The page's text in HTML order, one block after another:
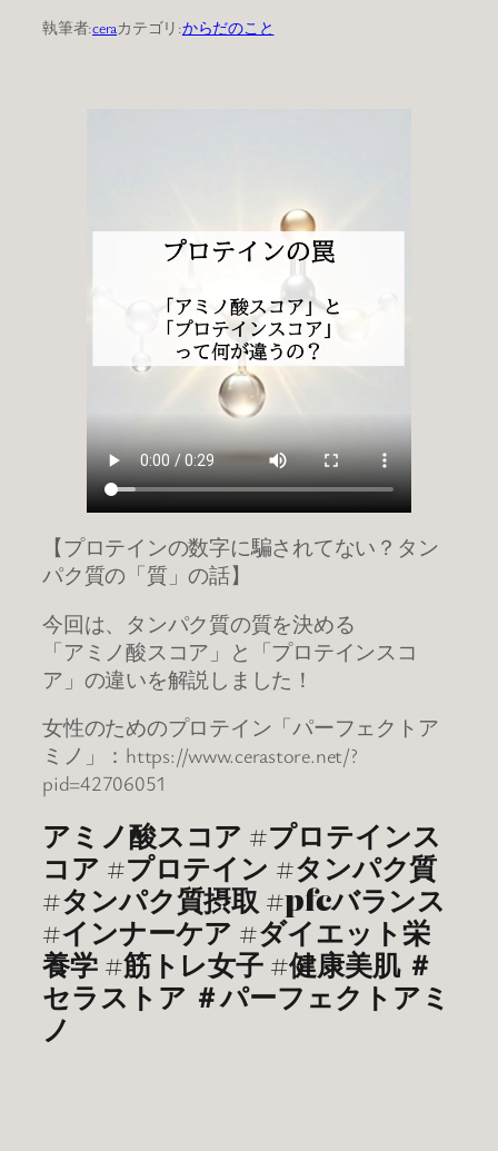
執筆者:ceraカテゴリ:からだのこと
【プロテインの数字に騙されてない？タン
パク質の「質」の話】
今回は、タンパク質の質を決める
「アミノ酸スコア」と「プロテインスコ
ア」の違いを解説しました！
女性のためのプロテイン「パーフェクトア
ミノ」：https://www.cerastore.net/?
pid=42706051
アミノ酸スコア #プロテインス
コア #プロテイン #タンパク質
#タンパク質摂取 #pfcバランス
#インナーケア #ダイエット栄
養学 #筋トレ女子 #健康美肌 ＃
セラストア ＃パーフェクトアミ
ノ